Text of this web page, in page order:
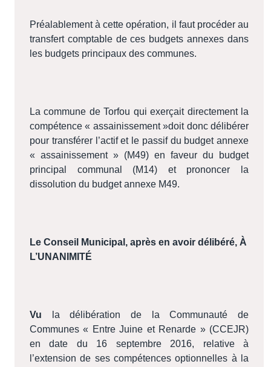
Préalablement à cette opération, il faut procéder au
transfert comptable de ces budgets annexes dans
les budgets principaux des communes.
La commune de Torfou qui exerçait directement la
compétence « assainissement »doit donc délibérer
pour transférer l’actif et le passif du budget annexe
« assainissement » (M49) en faveur du budget
principal communal (M14) et prononcer la
dissolution du budget annexe M49.
Le Conseil Municipal, après en avoir délibéré, À
L’UNANIMITÉ
Vu la délibération de la Communauté de
Communes « Entre Juine et Renarde » (CCEJR)
en date du 16 septembre 2016, relative à
l’extension de ses compétences optionnelles à la